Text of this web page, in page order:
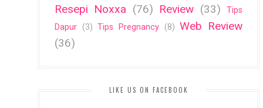
Resepi Noxxa (76) Review (33)
Tips
Dapur (3) Tips Pregnancy (8) Web Review
(36)
LIKE US ON FACEBOOK